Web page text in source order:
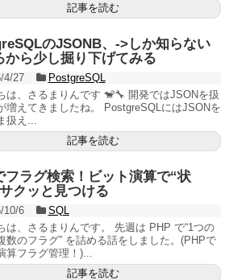
記事を読む
のJSONB、->しか知らない
から少し掘り下げてみる
4/27
PostgreSQL
は、さるまりんです 🐒🔧 開発ではJSONを扱
増えてきましたね。 PostgreSQLにはJSONを
扱え...
記事を読む
フラグ検索！ビット演算で“状
クッと見つける
10/6
SQL
は、さるまりんです。 先週は PHP で“1つの
数のフラグ” を詰める話をしました。(PHPで
算フラグ管理！)...
記事を読む